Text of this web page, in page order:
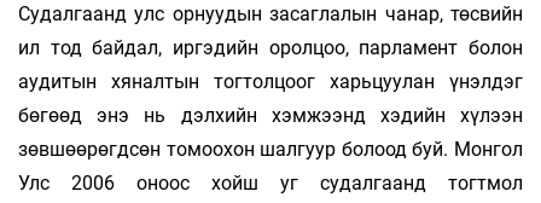
Судалгаанд улс орнуудын засаглалын чанар, төсвийн
ил тод байдал, иргэдийн оролцоо, парламент болон
аудитын хяналтын тогтолцоог харьцуулан үнэлдэг
бөгөөд энэ нь дэлхийн хэмжээнд хэдийн хүлээн
зөвшөөрөгдсөн томоохон шалгуур болоод буй. Монгол
Улс 2006 оноос хойш уг судалгаанд тогтмол